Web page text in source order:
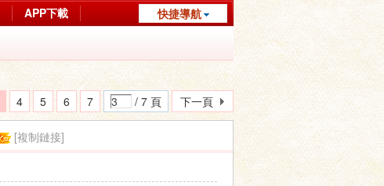
快捷導航
APP下載
4 5 6 7 / 7 頁 下一頁
[複制鏈接]